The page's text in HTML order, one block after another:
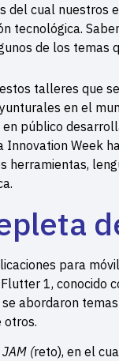
del cual
tecnológica.
de los temas
talleres que
en el
público
Week
herramientas,
para
1, conocido
abordaron
otros.
JAM (reto), en el